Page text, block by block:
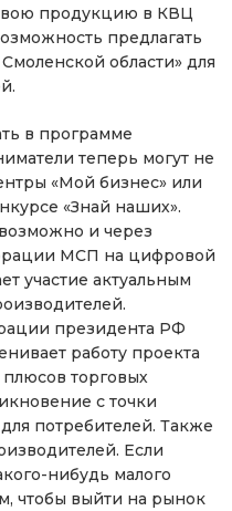
продукцию в КВЦ
предлагать
области» для
в программе
теперь могут не
«Мой бизнес» или
«Знай наших».
и через
МСП на цифровой
участие актуальным
президента РФ
работу проекта
торговых
с точки
потребителей. Также
Если
нибудь малого
чтобы выйти на рынок